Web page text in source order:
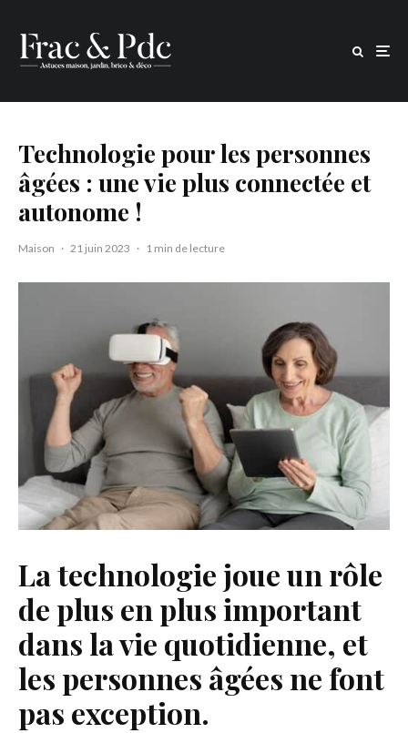
Technologie pour les personnes
âgées : une vie plus connectée et
autonome !
Maison · 21 juin 2023 · 1 min de lecture
La technologie joue un rôle
de plus en plus important
dans la vie quotidienne, et
les personnes âgées ne font
pas exception.